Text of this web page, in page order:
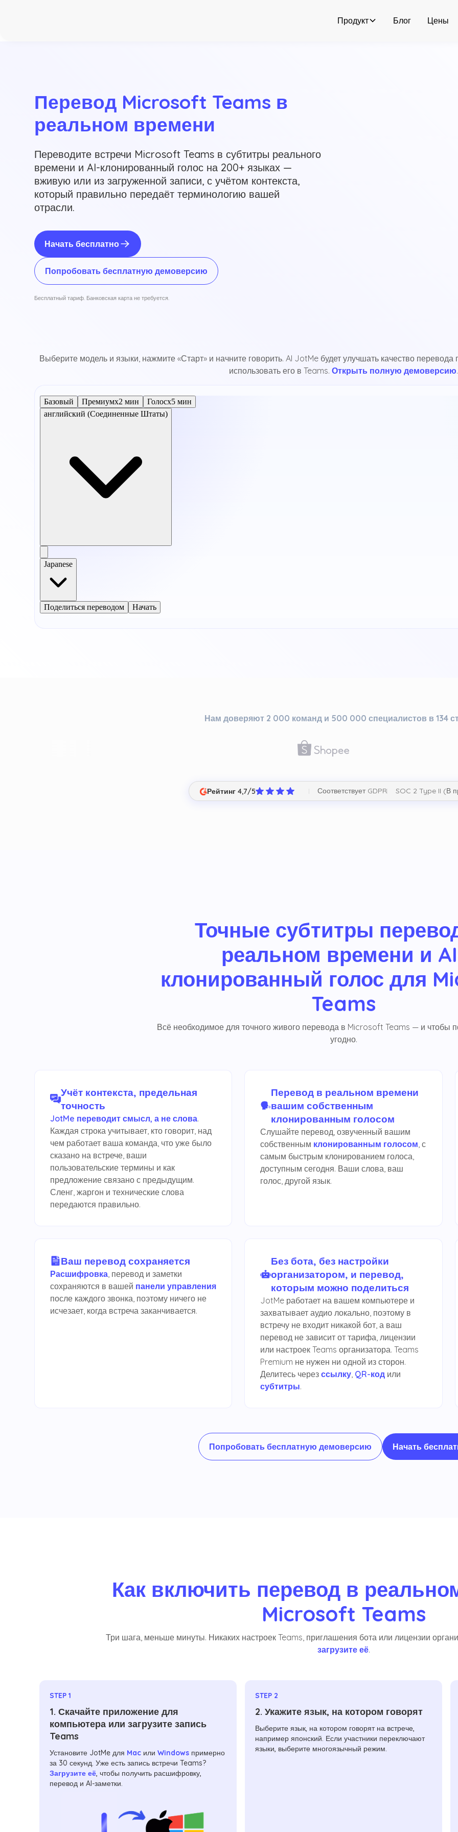
Продукт Блог Цены
Перевод Microsoft Teams в
реальном времени
Переводите встречи Microsoft Teams в субтитры реального
времени и AI-клонированный голос на 200+ языках —
вживую или из загруженной записи, с учётом контекста,
который правильно передаёт терминологию вашей
отрасли.
Начать бесплатно
Попробовать бесплатную демоверсию
Бесплатный тариф. Банковская карта не требуется.
Выберите модель и языки, нажмите «Старт» и начните говорить. AI JotMe будет улучшать качество
использовать его в Teams. Открыть полную демоверсию.
Нам доверяют 2 000 команд и 500 000 специалистов в 134
Рейтинг 4,7/5 Соответствует GDPR SOC 2 Type II (В
Точные субтитры
реальном времени и
клонированный голос для
Teams
Всё необходимое для точного живого перевода в Microsoft Teams — и чтобы
угодно.
Учёт контекста, предельная
точность
JotMe переводит смысл, а не слова.
Каждая строка учитывает, кто говорит, над
чем работает ваша команда, что уже было
сказано на встрече, ваши
пользовательские термины и как
предложение связано с предыдущим.
Сленг, жаргон и технические слова
передаются правильно.
Перевод в реальном времени
вашим собственным
клонированным голосом
Слушайте перевод, озвученный вашим
собственным клонированным голосом , с
самым быстрым клонированием голоса,
доступным сегодня. Ваши слова, ваш
голос, другой язык.
Ваш перевод сохраняется
Расшифровка , перевод и заметки
сохраняются в вашей панели управления
после каждого звонка, поэтому ничего не
исчезает, когда встреча заканчивается.
Без бота, без настройки
организатором, и перевод,
которым можно поделиться
JotMe работает на вашем компьютере и
захватывает аудио локально, поэтому в
встречу не входит никакой бот, а ваш
перевод не зависит от тарифа, лицензии
или настроек Teams организатора. Teams
Premium не нужен ни одной из сторон.
Делитесь черезссылку QR-код или
субтитры.
Попробовать бесплатную демоверсию Начать
Как включить перевод в
Microsoft Teams
Три шага, меньше минуты. Никаких настроек Teams, приглашения бота или лицензии
загрузите её.
STEP 1
1. Скачайте приложение для
компьютера или загрузите запись
Teams
Установите JotMe для Mac илиWindows примерно
за 30 секунд. Уже есть запись встречи Teams?
Загрузите её, чтобы получить расшифровку,
перевод и AI-заметки.
STEP 2
2. Укажите язык, на котором говорят
Выберите язык, на котором говорят на встрече,
например японский. Если участники переключают
языки, выберите многоязычный режим.